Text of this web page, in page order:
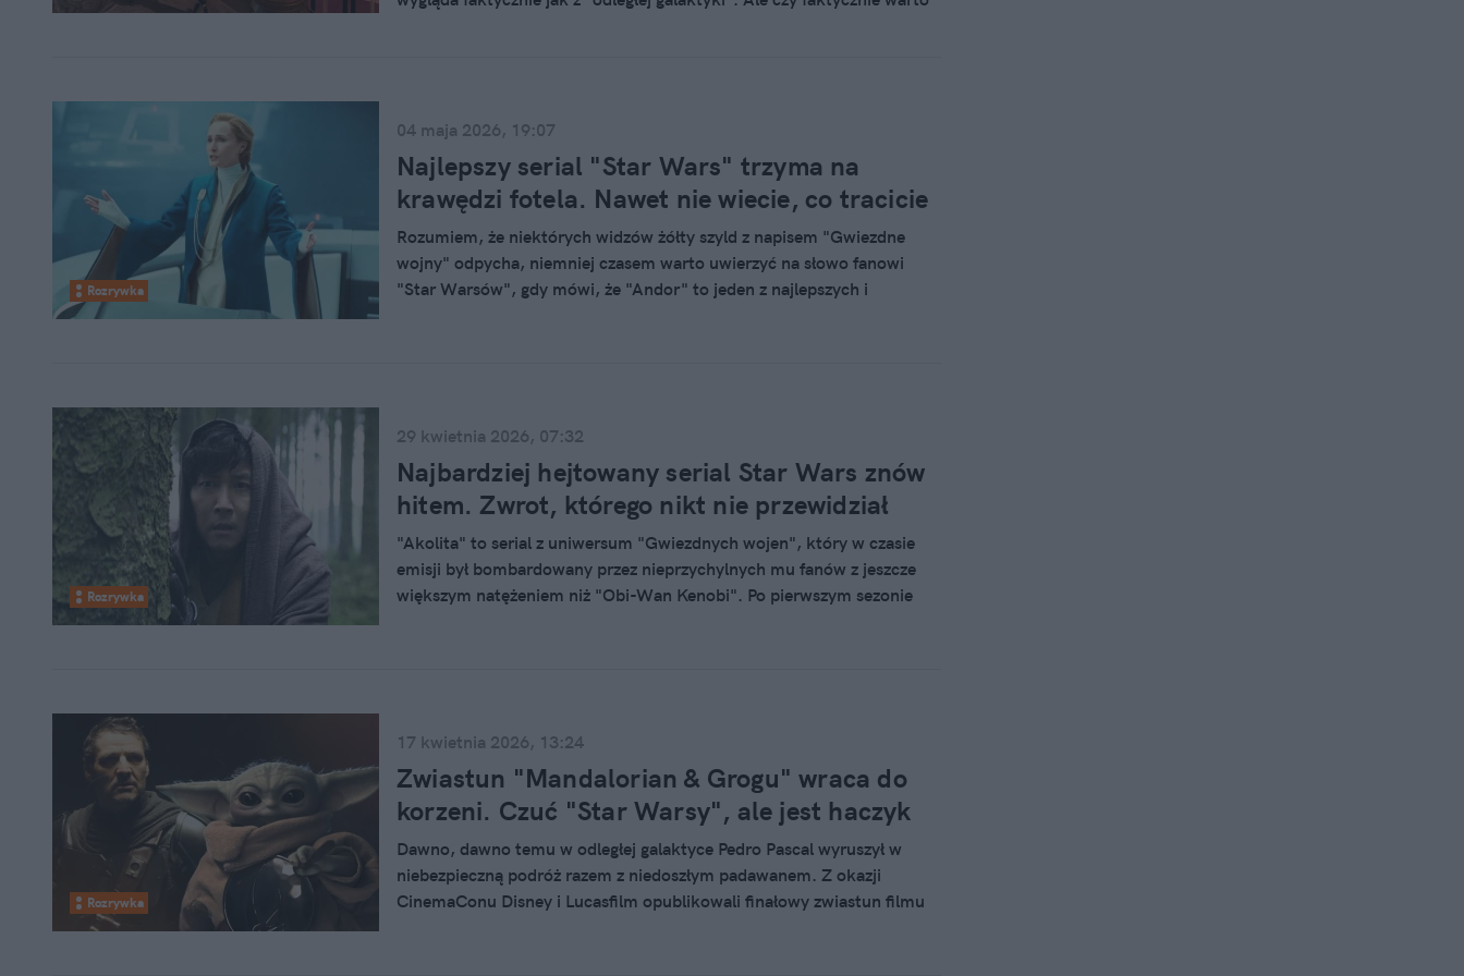
Rozrywka
04 maja 2026, 19:07
Najlepszy serial "Star Wars" trzyma na
krawędzi fotela. Nawet nie wiecie, co tracicie
Rozumiem, że niektórych widzów żółty szyld z napisem "Gwiezdne
wojny" odpycha, niemniej czasem warto uwierzyć na słowo fanowi
"Star Warsów", gdy mówi, że "Andor" to jeden z najlepszych i
Rozrywka
29 kwietnia 2026, 07:32
Najbardziej hejtowany serial Star Wars znów
hitem. Zwrot, którego nikt nie przewidział
"Akolita" to serial z uniwersum "Gwiezdnych wojen", który w czasie
emisji był bombardowany przez nieprzychylnych mu fanów z jeszcze
większym natężeniem niż "Obi-Wan Kenobi". Po pierwszym sezonie
Rozrywka
17 kwietnia 2026, 13:24
Zwiastun "Mandalorian & Grogu" wraca do
korzeni. Czuć "Star Warsy", ale jest haczyk
Dawno, dawno temu w odległej galaktyce Pedro Pascal wyruszył w
niebezpieczną podróż razem z niedoszłym padawanem. Z okazji
CinemaConu Disney i Lucasfilm opublikowali finałowy zwiastun filmu